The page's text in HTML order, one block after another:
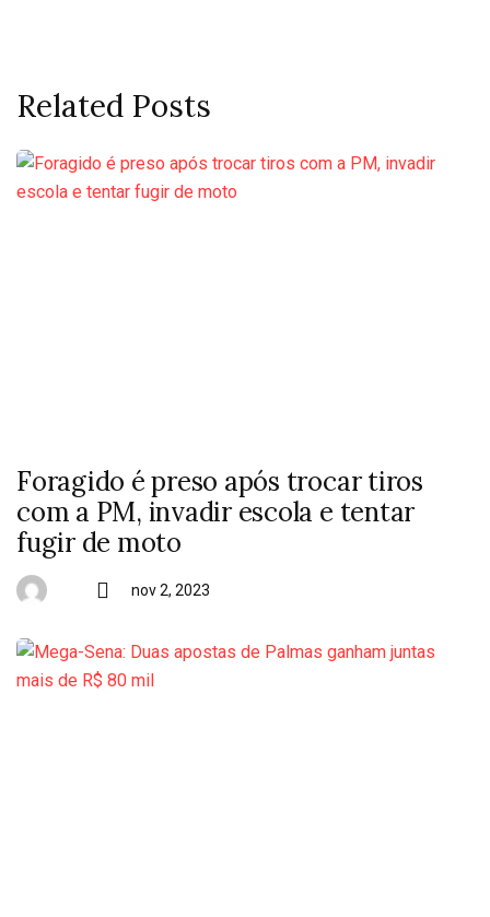
Related Posts
Foragido é preso após trocar tiros
com a PM, invadir escola e tentar
fugir de moto
nov 2, 2023